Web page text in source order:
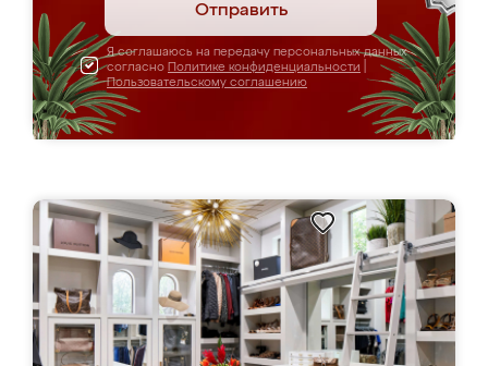
Отправить
Я соглашаюсь на передачу персональных данных
согласно Политике конфиденциальности
Пользовательскому соглашению